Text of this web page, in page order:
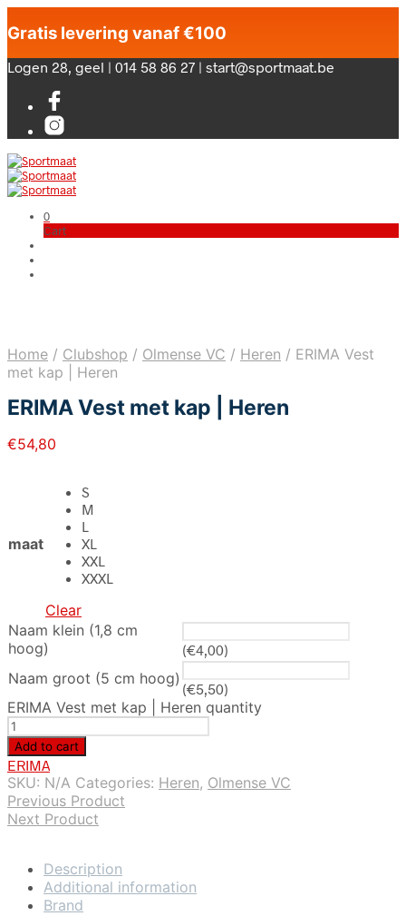
Gratis levering vanaf €100
Logen 28, geel | 014 58 86 27 | start@sportmaat.be
0
Cart
Home / Clubshop / Olmense VC / Heren / ERIMA Vest
met kap | Heren
ERIMA Vest met kap | Heren
€54,80
maat
S
M
L
XL
XXL
XXXL
Clear
Naam klein (1,8 cm
hoog)
(€4,00)
Naam groot (5 cm hoog)
(€5,50)
ERIMA Vest met kap | Heren quantity
Add to cart
ERIMA
SKU: N/A Categories: Heren, Olmense VC
Previous Product
Next Product
Description
Additional information
Brand